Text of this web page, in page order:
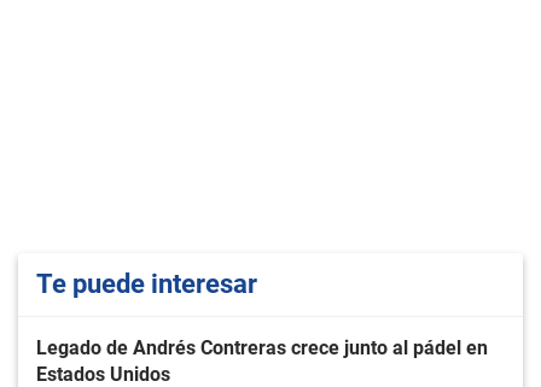
Te puede interesar
Legado de Andrés Contreras crece junto al pádel en
Estados Unidos